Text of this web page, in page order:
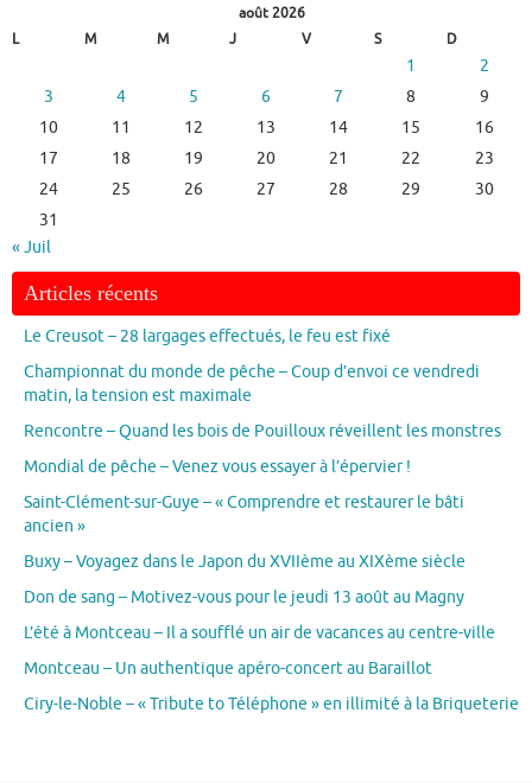
août 2026
L
M M J V S D
1
2
3
4 5 6 7 8
9
10
11 12 13 14 15
16
17
18 19 20 21 22
23
24
25 26 27 28 29
30
31
« Juil
Articles récents
Le Creusot – 28 largages effectués, le feu est fixé
Championnat du monde de pêche – Coup d’envoi ce vendredi
matin, la tension est maximale
Rencontre – Quand les bois de Pouilloux réveillent les monstres
Mondial de pêche – Venez vous essayer à l’épervier !
Saint-Clément-sur-Guye – « Comprendre et restaurer le bâti
ancien »
Buxy – Voyagez dans le Japon du XVIIème au XIXème siècle
Don de sang – Motivez-vous pour le jeudi 13 août au Magny
L’été à Montceau – Il a soufflé un air de vacances au centre-ville
Montceau – Un authentique apéro-concert au Baraillot
Ciry-le-Noble – « Tribute to Téléphone » en illimité à la Briqueterie